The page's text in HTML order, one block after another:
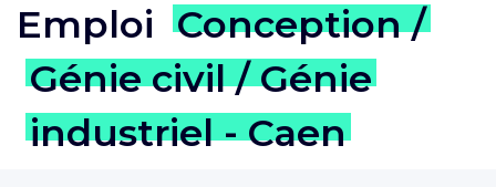
Emploi Conception /
Génie civil / Génie
industriel - Caen